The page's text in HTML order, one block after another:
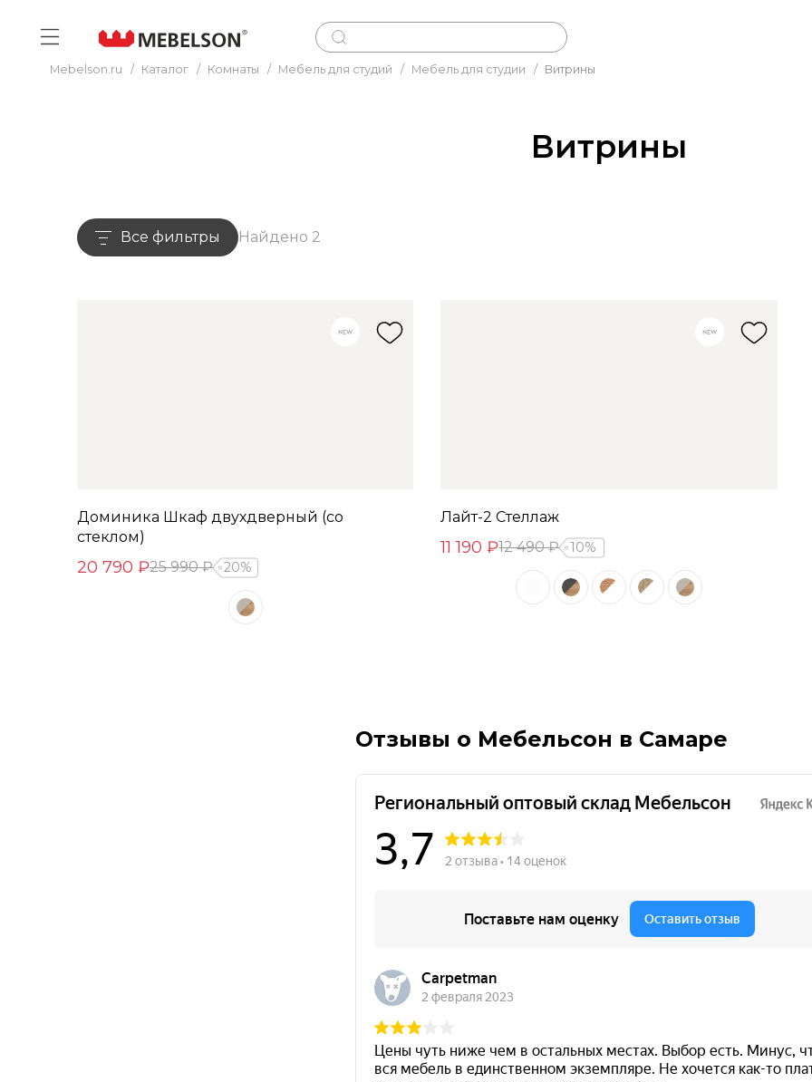
Mebelson.ru / Каталог / Комнаты / Мебель для студий / Мебель для студии / Витрины
Витрины
Все фильтры Найдено 2
Доминика Шкаф двухдверный (со
стеклом)
20 790 ₽25 990 ₽ 20%
Лайт-2 Стеллаж
11 190 ₽12 490 ₽ 10%
Отзывы о Мебельсон в Самаре